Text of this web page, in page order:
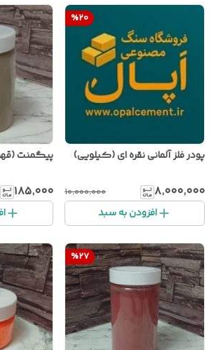
%20
پودر فلز آلمانی نقره ای (کیلویی)
۸٬۰۰۰٬۰۰۰ ۱۰٬۰۰۰٬۰۰۰
افزودن به سبد
پیگمنت
۱۸۵٬۰۰۰
%27